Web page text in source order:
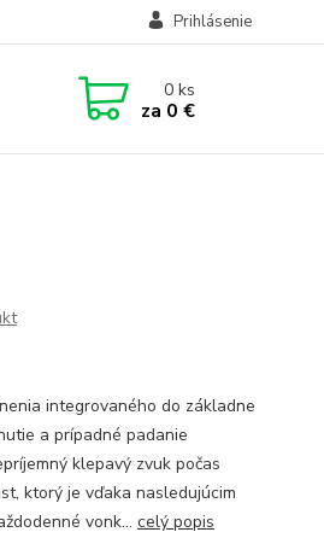
Prihlásenie
0ks
za 0 €
integrovaného do základne
a prípadné padanie
klepavý zvuk počas
ktorý je vďaka nasledujúcim
vonk... celý popis